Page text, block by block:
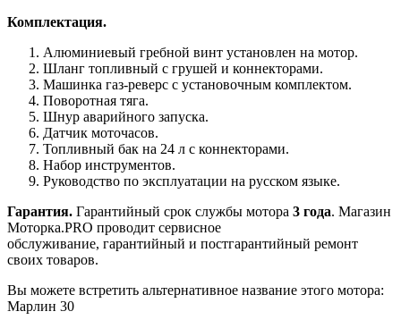
Комплектация.
Алюминиевый гребной винт установлен на мотор.
Шланг топливный с грушей и коннекторами.
Машинка газ-реверс с установочным комплектом.
Поворотная тяга.
Шнур аварийного запуска.
Датчик моточасов.
Топливный бак на 24 л с коннекторами.
Набор инструментов.
Руководство по эксплуатации на русском языке.
Гарантия. Гарантийный срок службы мотора 3 года. Магазин
Моторка.PRO проводит сервисное
обслуживание, гарантийный и постгарантийный ремонт
своих товаров.
Вы можете встретить альтернативное название этого мотора:
Марлин 30